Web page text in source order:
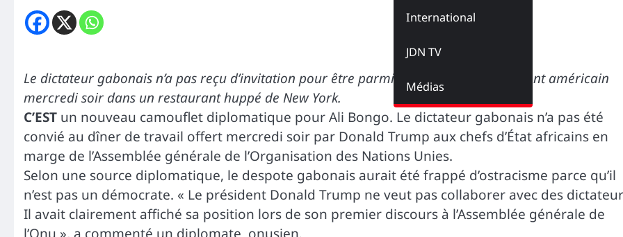
International
JDN TV
Médias
Le dictateur gabonais n’a pas reçu d’invitation pour être parmi les convives du président américain
mercredi soir dans un restaurant huppé de New York.
C’EST un nouveau camouflet diplomatique pour Ali Bongo. Le dictateur gabonais n’a pas été
convié au dîner de travail offert mercredi soir par Donald Trump aux chefs d’État africains en
marge de l’Assemblée générale de l’Organisation des Nations Unies.
Selon une source diplomatique, le despote gabonais aurait été frappé d’ostracisme parce qu’il
n’est pas un démocrate. « Le président Donald Trump ne veut pas collaborer avec des
Il avait clairement affiché sa position lors de son premier discours à l’Assemblée générale de